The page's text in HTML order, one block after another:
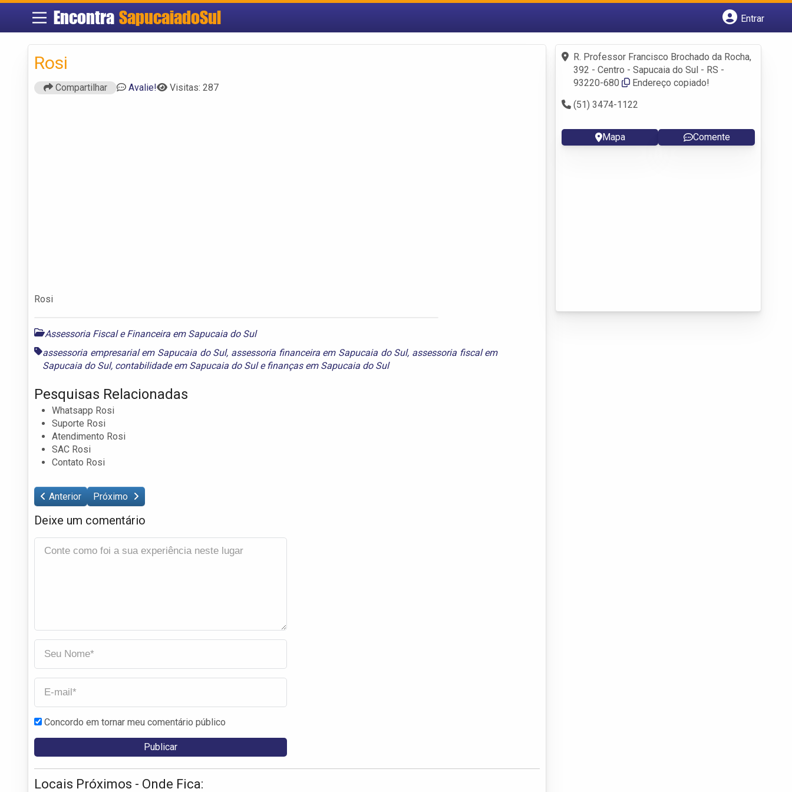
Encontra SapucaiadoSul
Entrar
Fazer login
Criar conta
Rosi
Compartilhar Avalie! Visitas: 287
Rosi
Assessoria Fiscal e Financeira em Sapucaia do Sul
assessoria empresarial em Sapucaia do Sul, assessoria financeira em Sapucaia do Sul, assessoria fiscal em
Sapucaia do Sul, contabilidade em Sapucaia do Sule finanças em Sapucaia do Sul
Pesquisas Relacionadas
Whatsapp Rosi
Suporte Rosi
Atendimento Rosi
SAC Rosi
Contato Rosi
Anterior Próximo
Deixe um comentário
Concordo em tornar meu comentário público
Locais Próximos - Onde Fica:
R. Professor Francisco Brochado da Rocha,
392 - Centro - Sapucaia do Sul - RS -
93220-680
Endereço copiado!
(51) 3474-1122
Mapa Comente